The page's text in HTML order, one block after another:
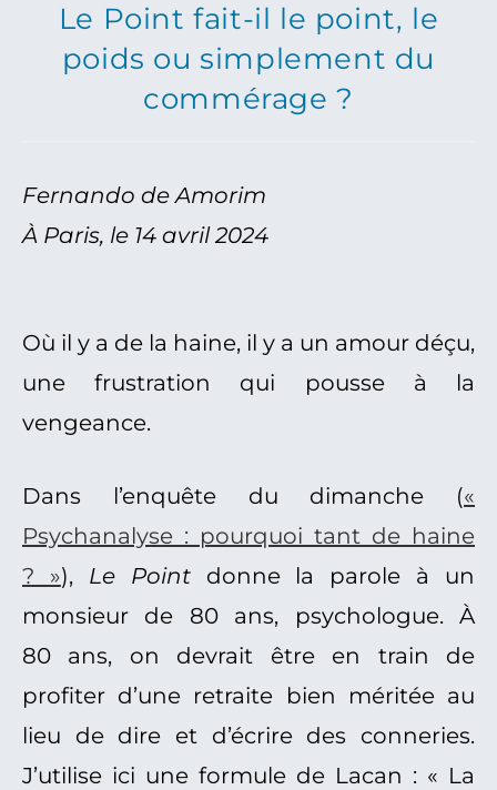
Le Point fait-il le point, le
poids ou simplement du
commérage ?
Fernando de Amorim
À Paris, le 14 avril 2024
Où il y a de la haine, il y a un amour déçu,
une frustration qui pousse à la
vengeance.
Dans l’enquête du dimanche («
Psychanalyse : pourquoi tant de haine
? »), Le Pointdonne la parole à un
monsieur de 80 ans, psychologue. À
80 ans, on devrait être en train de
profiter d’une retraite bien méritée au
lieu de dire et d’écrire des conneries.
J’utilise ici une formule de Lacan : « La